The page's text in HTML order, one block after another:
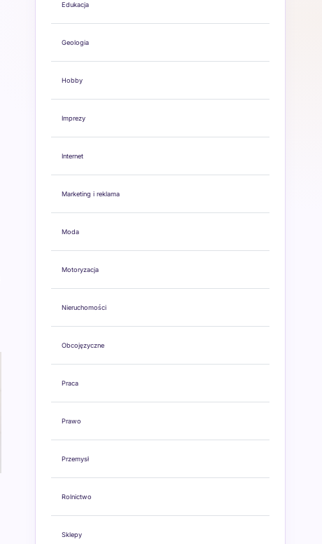
Edukacja
Geologia
Hobby
Imprezy
Internet
Marketing i reklama
Moda
Motoryzacja
Nieruchomości
Obcojęzyczne
Praca
Prawo
Przemysł
Rolnictwo
Sklepy